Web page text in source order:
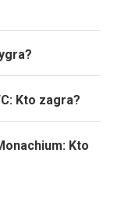
Kto zagra?
Kto